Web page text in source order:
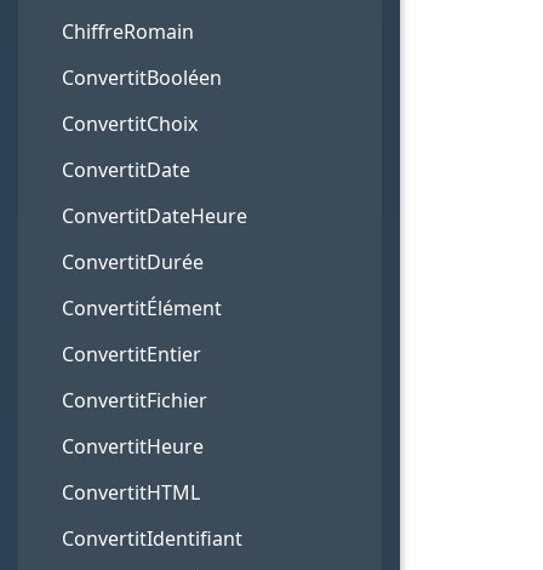
ChiffreRomain
ConvertitBooléen
ConvertitChoix
ConvertitDate
ConvertitDateHeure
ConvertitDurée
ConvertitÉlément
ConvertitEntier
ConvertitFichier
ConvertitHeure
ConvertitHTML
ConvertitIdentifiant